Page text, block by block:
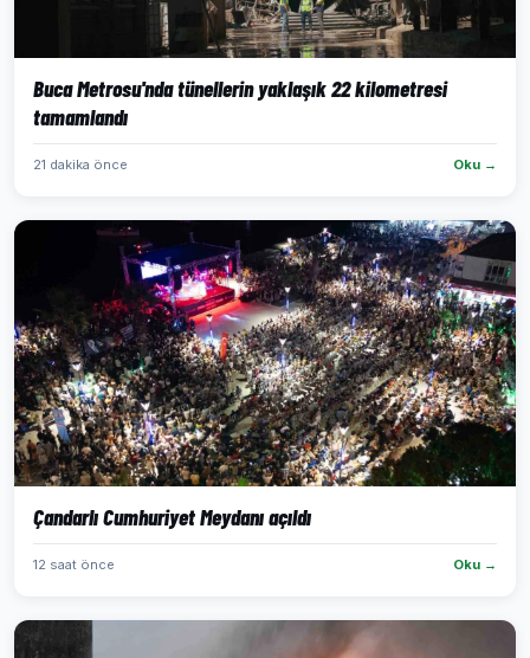
Buca Metrosu'nda tünellerin yaklaşık 22 kilometresi
tamamlandı
21 dakika önce Oku →
Çandarlı Cumhuriyet Meydanı açıldı
12 saat önce Oku →